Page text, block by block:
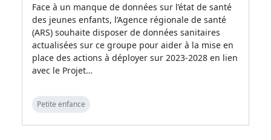
Face à un manque de données sur l’état de santé
des jeunes enfants, l’Agence régionale de santé
(ARS) souhaite disposer de données sanitaires
actualisées sur ce groupe pour aider à la mise en
place des actions à déployer sur 2023-2028 en lien
avec le Projet…
Petite enfance